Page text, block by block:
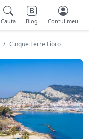
Cauta Blog Contul meu
Cinque Terre Fioro